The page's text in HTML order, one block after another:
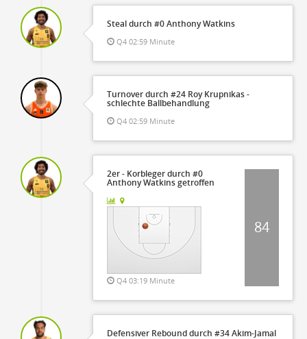
Steal durch #0 Anthony Watkins
Q4 02:59 Minute
Turnover durch #24 Roy Krupnikas -
schlechte Ballbehandlung
Q4 02:59 Minute
2er - Korbleger durch #0
Anthony Watkins getroffen
Q4 03:19 Minute
84
Defensiver Rebound durch #34 Akim-Jamal